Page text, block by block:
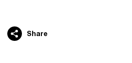
Share